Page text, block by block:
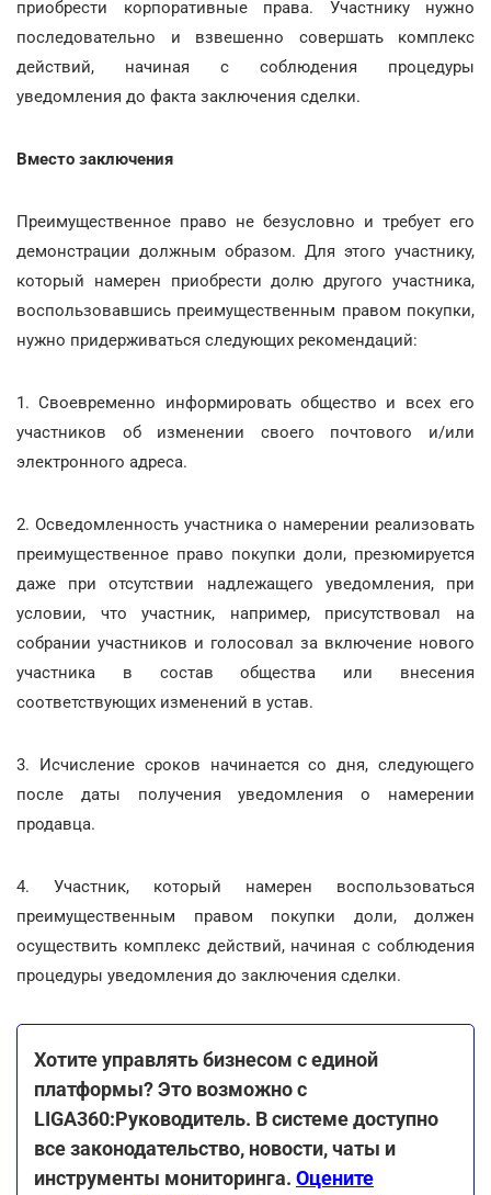
приобрести корпоративные права. Участнику нужно
последовательно и взвешенно совершать комплекс
действий, начиная с соблюдения процедуры
уведомления до факта заключения сделки.
Вместо заключения
Преимущественное право не безусловно и требует его
демонстрации должным образом. Для этого участнику,
который намерен приобрести долю другого участника,
воспользовавшись преимущественным правом покупки,
нужно придерживаться следующих рекомендаций:
1. Своевременно информировать общество и всех его
участников об изменении своего почтового и/или
электронного адреса.
2. Осведомленность участника о намерении реализовать
преимущественное право покупки доли, презюмируется
даже при отсутствии надлежащего уведомления, при
условии, что участник, например, присутствовал на
собрании участников и голосовал за включение нового
участника в состав общества или внесения
соответствующих изменений в устав.
3. Исчисление сроков начинается со дня, следующего
после даты получения уведомления о намерении
продавца.
4. Участник, который намерен воспользоваться
преимущественным правом покупки доли, должен
осуществить комплекс действий, начиная с соблюдения
процедуры уведомления до заключения сделки.
Хотите управлять бизнесом с единой
платформы? Это возможно с
LIGA360:Руководитель. В системе доступно
все законодательство, новости, чаты и
инструменты мониторинга. Оцените